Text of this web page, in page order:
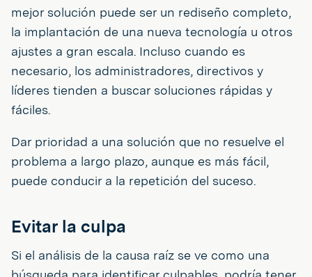
mejor solución puede ser un rediseño completo,
la implantación de una nueva tecnología u otros
ajustes a gran escala. Incluso cuando es
necesario, los administradores, directivos y
líderes tienden a buscar soluciones rápidas y
fáciles.
Dar prioridad a una solución que no resuelve el
problema a largo plazo, aunque es más fácil,
puede conducir a la repetición del suceso.
Evitar la culpa
Si el análisis de la causa raíz se ve como una